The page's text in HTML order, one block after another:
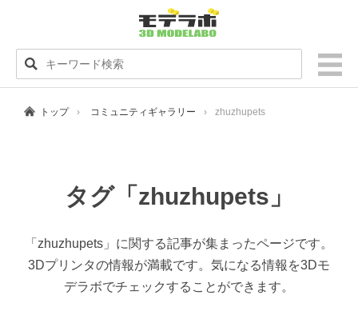
トップ コミュニティギャラリー zhuzhupets
タグ「zhuzhupets」
「zhuzhupets」に関する記事が集まったページです。
3Dプリンタの情報が満載です。気になる情報を3Dモ
デラボでチェックすることができます。